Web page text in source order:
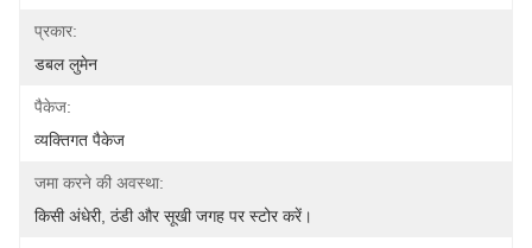
प्रकार:
डबल लुमेन
पैकेज:
व्यक्तिगत पैकेज
जमा करने की अवस्था:
किसी अंधेरी, ठंडी और सूखी जगह पर स्टोर करें।